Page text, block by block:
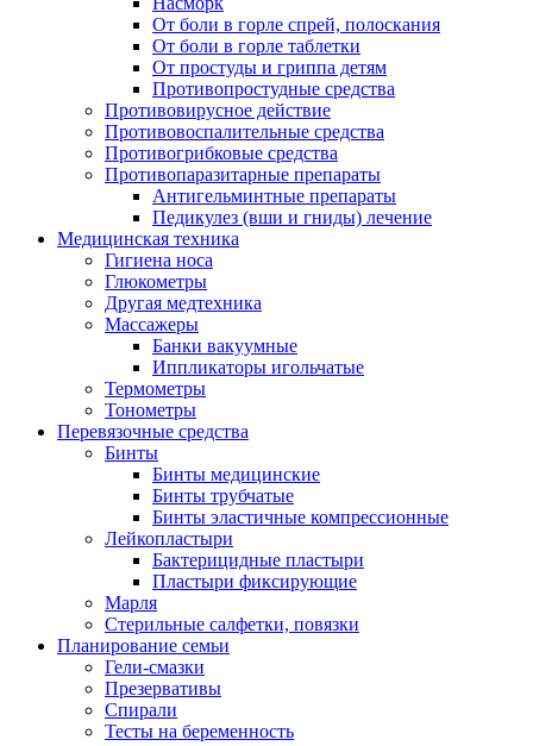
От боли в горле спрей, полоскания
От боли в горле таблетки
От простуды и гриппа детям
Противопростудные средства
Противовирусное действие
Противовоспалительные средства
Противогрибковые средства
Противопаразитарные препараты
Антигельминтные препараты
Педикулез (вши и гниды) лечение
Медицинская техника
Гигиена носа
Глюкометры
Другая медтехника
Массажеры
Банки вакуумные
Иппликаторы игольчатые
Термометры
Тонометры
Перевязочные средства
Бинты
Бинты медицинские
Бинты трубчатые
Бинты эластичные компрессионные
Лейкопластыри
Бактерицидные пластыри
Пластыри фиксирующие
Марля
Стерильные салфетки, повязки
Планирование семьи
Гели-смазки
Презервативы
Спирали
Тесты на беременность